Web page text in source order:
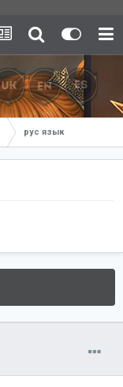
рус язык